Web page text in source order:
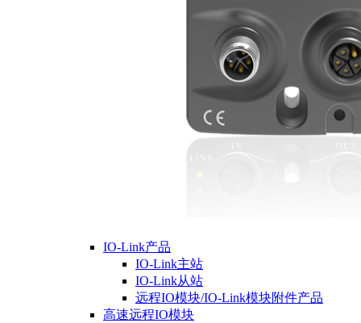
IO-Link产品
IO-Link主站
IO-Link从站
远程IO模块/IO-Link模块附件产品
高速远程IO模块